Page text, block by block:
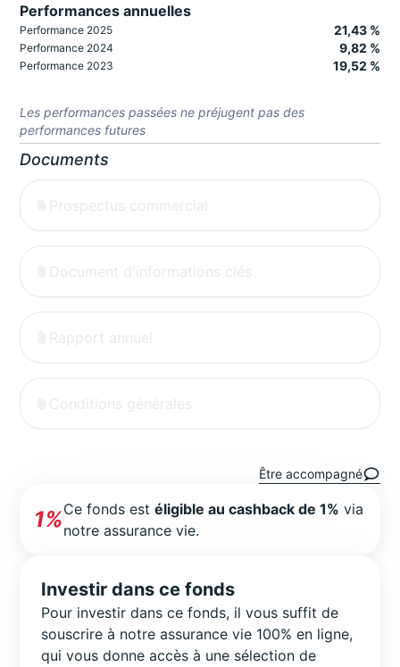
Performances annuelles
Performance 2025 21,43 %
Performance 2024 9,82 %
Performance 2023 19,52 %
Les performances passées ne préjugent pas des
performances futures
Documents
Prospectus commercial
Document d'informations clés
Rapport annuel
Conditions générales
Être accompagné
1%Ce fonds estéligible au cashback de 1% via
notre assurance vie.
Investir dans ce fonds
Pour investir dans ce fonds, il vous suffit de
souscrire à notre assurance vie 100% en ligne,
qui vous donne accès à une sélection de